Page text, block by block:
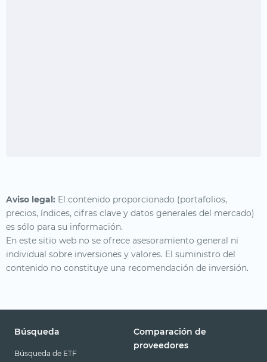
Aviso legal: El contenido proporcionado (portafolios,
precios, índices, cifras clave y datos generales del mercado)
es sólo para su información.
En este sitio web no se ofrece asesoramiento general ni
individual sobre inversiones y valores. El suministro del
contenido no constituye una recomendación de inversión.
Búsqueda
Búsqueda de ETF
Comparación de
proveedores